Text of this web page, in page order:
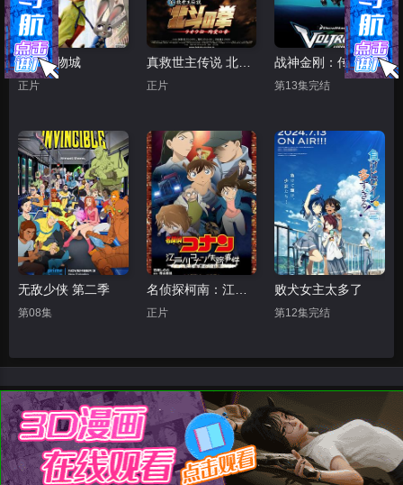
疯狂动物城
正片
真救世主传说 北斗神拳 拉欧传 殉爱之章
正片
战神金刚：传奇的保护神 第六季 普通话版
第13集完结
无敌少侠 第二季
第08集 正片
败犬女主太多了
第12集完结